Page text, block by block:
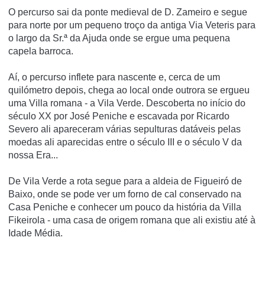
O percurso sai da ponte medieval de D. Zameiro e segue
para norte por um pequeno troço da antiga Via Veteris para
o largo da Sr.ª da Ajuda onde se ergue uma pequena
capela barroca.
Aí, o percurso inflete para nascente e, cerca de um
quilómetro depois, chega ao local onde outrora se ergueu
uma Villa romana - a Vila Verde. Descoberta no início do
século XX por José Peniche e escavada por Ricardo
Severo ali apareceram várias sepulturas datáveis pelas
moedas ali aparecidas entre o século III e o século V da
nossa Era...
De Vila Verde a rota segue para a aldeia de Figueiró de
Baixo, onde se pode ver um forno de cal conservado na
Casa Peniche e conhecer um pouco da história da Villa
Fikeirola - uma casa de origem romana que ali existiu até à
Idade Média.